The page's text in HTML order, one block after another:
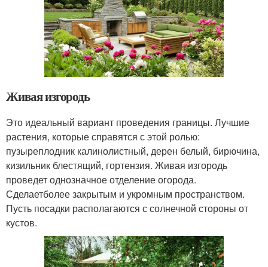
Живая изгородь
Это идеальный вариант проведения границы. Лучшие
растения, которые справятся с этой ролью:
пузыреплодник калинолистный, дерен белый, бирючина,
кизильник блестящий, гортензия. Живая изгородь
проведет однозначное отделение огорода.
Сделаетболее закрытым и укромным пространством.
Пусть посадки располагаются с солнечной стороны от
кустов.